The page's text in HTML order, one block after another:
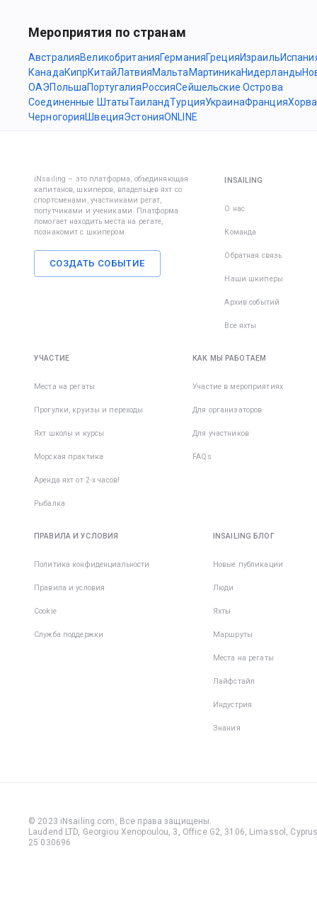
Мероприятия по странам
АвстралияВеликобританияГерманияГрецияИзраиль
КанадаКипрКитайЛатвияМальта МартиникаНидерланды
ОАЭПольшаПортугалия РоссияСейшельские Острова
Соединенные ШтатыТаиландТурцияУкраинаФранция
ЧерногорияШвецияЭстонияONLINE
iNsailing – это платформа, объединяющая
капитанов, шкиперов, владельцев яхт со
спортсменами, участниками регат,
попутчиками и учениками. Платформа
помогает находить места на регате,
познакомит с шкипером.
СОЗДАТЬ СОБЫТИЕ
INSAILING
О нас
Команда
Обратная связь
Наши шкиперы
Архив событий
Все яхты
УЧАСТИЕ
Места на регаты
Прогулки, круизы и переходы
Яхт школы и курсы
Морская практика
Аренда яхт от 2-х часов!
Рыбалка
КАК МЫ РАБОТАЕМ
Участие в мероприятиях
Для организаторов
Для участников
FAQs
ПРАВИЛА И УСЛОВИЯ
Политика конфиденциальности
Правила и условия
Cookie
Служба поддержки
INSAILING БЛОГ
Новые публикации
Люди
Яхты
Маршруты
Места на регаты
Лайфстайл
Индустрия
Знания
© 2023 iNsailing.com, Все права защищены.
Laudend LTD, Georgiou Xenopoulou, 3, Office G2, 3106, Limassol,
25 030696